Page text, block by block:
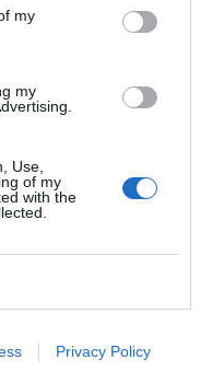
my
my
Use,
of my
with the
Privacy Policy
odstresować się i
znanych dań
jej w
miejsca
możesz w okolicy
przekąska
potrawa w